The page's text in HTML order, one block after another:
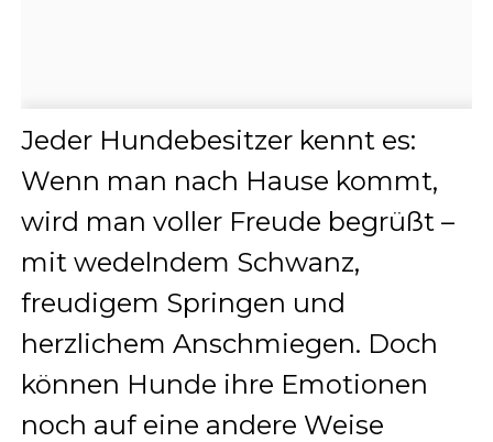
Jeder Hundebesitzer kennt es:
Wenn man nach Hause kommt,
wird man voller Freude begrüßt –
mit wedelndem Schwanz,
freudigem Springen und
herzlichem Anschmiegen. Doch
können Hunde ihre Emotionen
noch auf eine andere Weise